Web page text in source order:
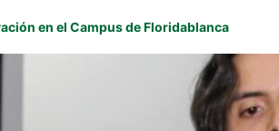
en el Campus de Floridablanca